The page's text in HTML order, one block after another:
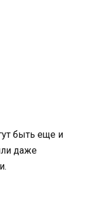
быть еще и
даже